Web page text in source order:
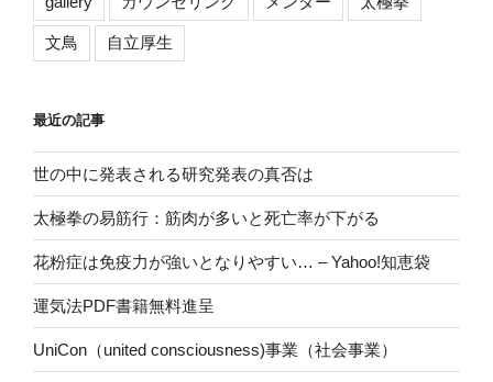
文鳥 自立厚生
最近の記事
世の中に発表される研究発表の真否は
太極拳の易筋行：筋肉が多いと死亡率が下がる
花粉症は免疫力が強いとなりやすい… – Yahoo!知恵袋
運気法PDF書籍無料進呈
UniCon（united consciousness)事業（社会事業）